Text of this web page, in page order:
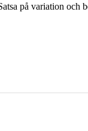
på variation och